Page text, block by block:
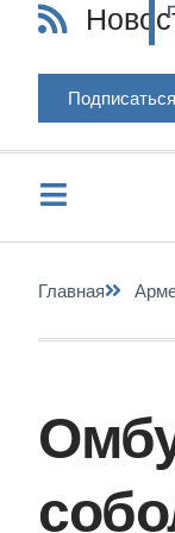
Подписаться
Главная